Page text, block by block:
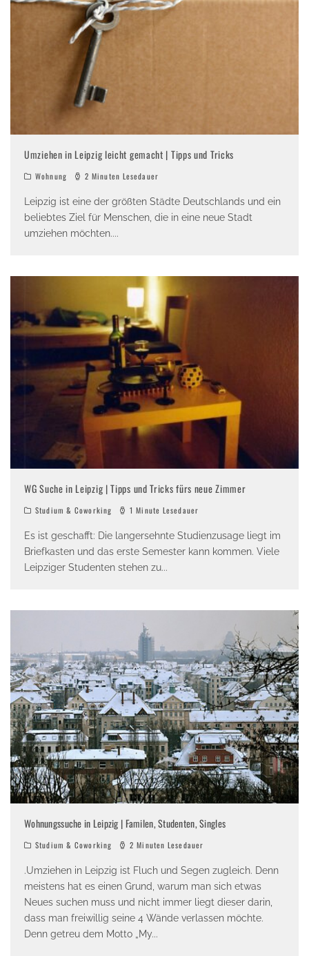
Umziehen in Leipzig leicht gemacht | Tipps und Tricks
Wohnung 2 Minuten Lesedauer
Leipzig ist eine der größten Städte Deutschlands und ein
beliebtes Ziel für Menschen, die in eine neue Stadt
umziehen möchten....
WG Suche in Leipzig | Tipps und Tricks fürs neue Zimmer
Studium & Coworking 1 Minute Lesedauer
Es ist geschafft: Die langersehnte Studienzusage liegt im
Briefkasten und das erste Semester kann kommen. Viele
Leipziger Studenten stehen zu...
Wohnungssuche in Leipzig | Familen, Studenten, Singles
Studium & Coworking 2 Minuten Lesedauer
.Umziehen in Leipzig ist Fluch und Segen zugleich. Denn
meistens hat es einen Grund, warum man sich etwas
Neues suchen muss und nicht immer liegt dieser darin,
dass man freiwillig seine 4 Wände verlassen möchte.
Denn getreu dem Motto „My...